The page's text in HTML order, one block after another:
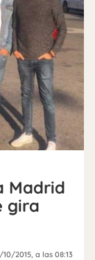
Madrid
gira
10/2015 , a las 08:13